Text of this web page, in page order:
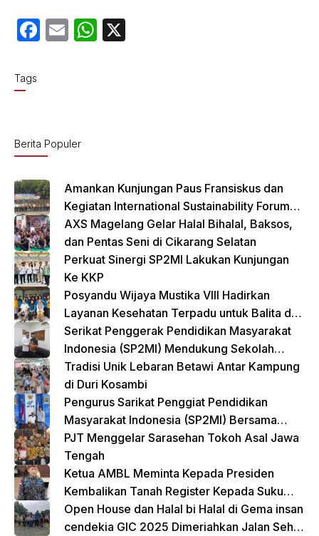
F
o
o
k
E
W
Tags
Berita Populer
Amankan Kunjungan Paus Fransiskus dan
Kegiatan International Sustainability Forum
(ISF) 2024 TNI-Polri Gelar Apel Pasukan
Gabungan
AXS Magelang Gelar Halal Bihalal, Baksos,
dan Pentas Seni di Cikarang Selatan
Perkuat Sinergi SP2MI Lakukan Kunjungan
Ke KKP
Posyandu Wijaya Mustika VIII Hadirkan
Layanan Kesehatan Terpadu untuk Balita dan
Lansia
Serikat Penggerak Pendidikan Masyarakat
Indonesia (SP2MI) Mendukung Sekolah
Rakyat yang Digagas oleh Kemensos
Tradisi Unik Lebaran Betawi Antar Kampung
di Duri Kosambi
Pengurus Sarikat Penggiat Pendidikan
Masyarakat Indonesia (SP2MI) Bersama
Nusadaya Akademik Kunjungi Kementerian
BP2MI
PJT Menggelar Sarasehan Tokoh Asal Jawa
Tengah
Ketua AMBL Meminta Kepada Presiden
Kembalikan Tanah Register Kepada Suku
Lampung
Open House dan Halal bi Halal di Gema insan
cendekia GIC 2025 Dimeriahkan Jalan Sehat